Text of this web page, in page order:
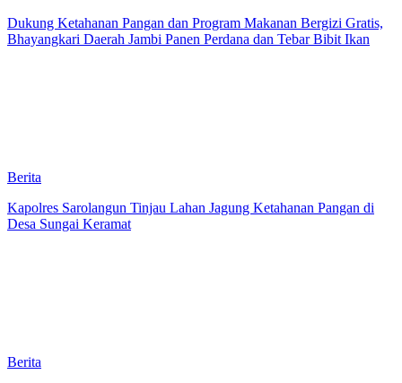
Dukung Ketahanan Pangan dan Program Makanan Bergizi Gratis,
Bhayangkari Daerah Jambi Panen Perdana dan Tebar Bibit Ikan
Berita
Kapolres Sarolangun Tinjau Lahan Jagung Ketahanan Pangan di
Desa Sungai Keramat
Berita